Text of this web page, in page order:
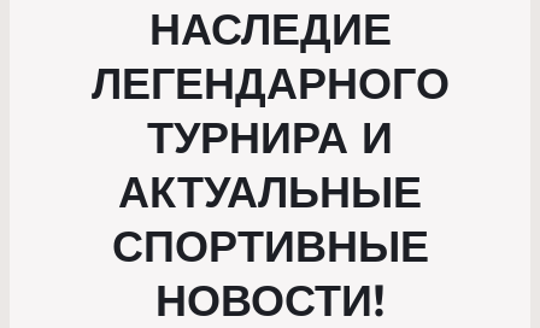
НАСЛЕДИЕ
ЛЕГЕНДАРНОГО
ТУРНИРА И
АКТУАЛЬНЫЕ
СПОРТИВНЫЕ
НОВОСТИ!